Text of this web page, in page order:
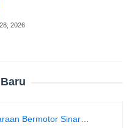
2026
Bermotor Sinar…